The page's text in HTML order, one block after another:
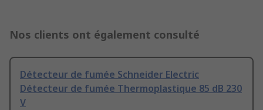
Nos clients ont également consulté
Détecteur de fumée Schneider Electric
Détecteur de fumée Thermoplastique 85 dB 230
V